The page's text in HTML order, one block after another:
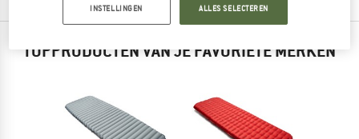
TOPPRODUCTEN VAN JE FAVORIETE MERKEN
INSTELLINGEN ALLES SELECTEREN